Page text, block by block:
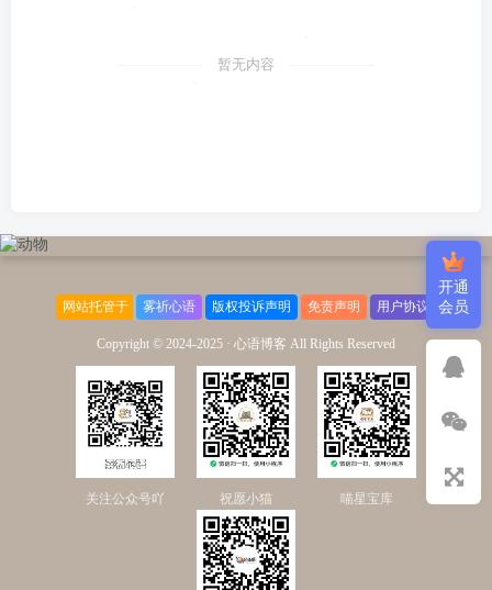
暂无内容
网站托管于 雾祈心语 版权投诉声明 免责声明 用户协议
Copyright © 2024-2025 · 心语博客 All Rights Reserved
关注公众号吖 祝愿小猫 喵星宝库
开通
会员